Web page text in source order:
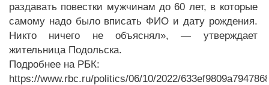
раздавать повестки мужчинам до 60 лет, в которые
самому надо было вписать ФИО и дату рождения.
Никто ничего не объяснял», — утверждает
жительница Подольска.
Подробнее на РБК:
https://www.rbc.ru/politics/06/10/2022/